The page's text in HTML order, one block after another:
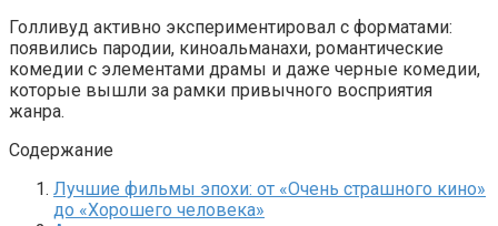
Голливуд активно экспериментировал с форматами:
появились пародии, киноальманахи, романтические
комедии с элементами драмы и даже черные комедии,
которые вышли за рамки привычного восприятия
жанра.
Содержание
Лучшие фильмы эпохи: от «Очень страшного кино»
до «Хорошего человека»